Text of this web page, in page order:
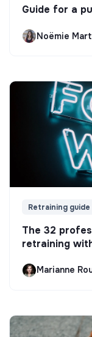
Guide for a
Noëmie
Retraining guide
The 32
retraining
Marianne